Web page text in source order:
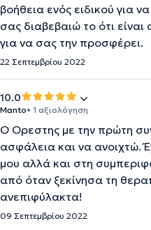
βοήθεια ενός ειδικού για
σας διαβεβαιώ το ότι
για να σας την προσφέρει.
22 Σεπτεμβρίου 2022
10.0
Manto• 1 αξιολόγηση
Ο Ορεστης με την πρώτη
ασφάλεια και να ανοιχτώ.
μου αλλά και στη
από όταν ξεκίνησα τη
ανεπιφύλακτα!
09 Σεπτεμβρίου 2022